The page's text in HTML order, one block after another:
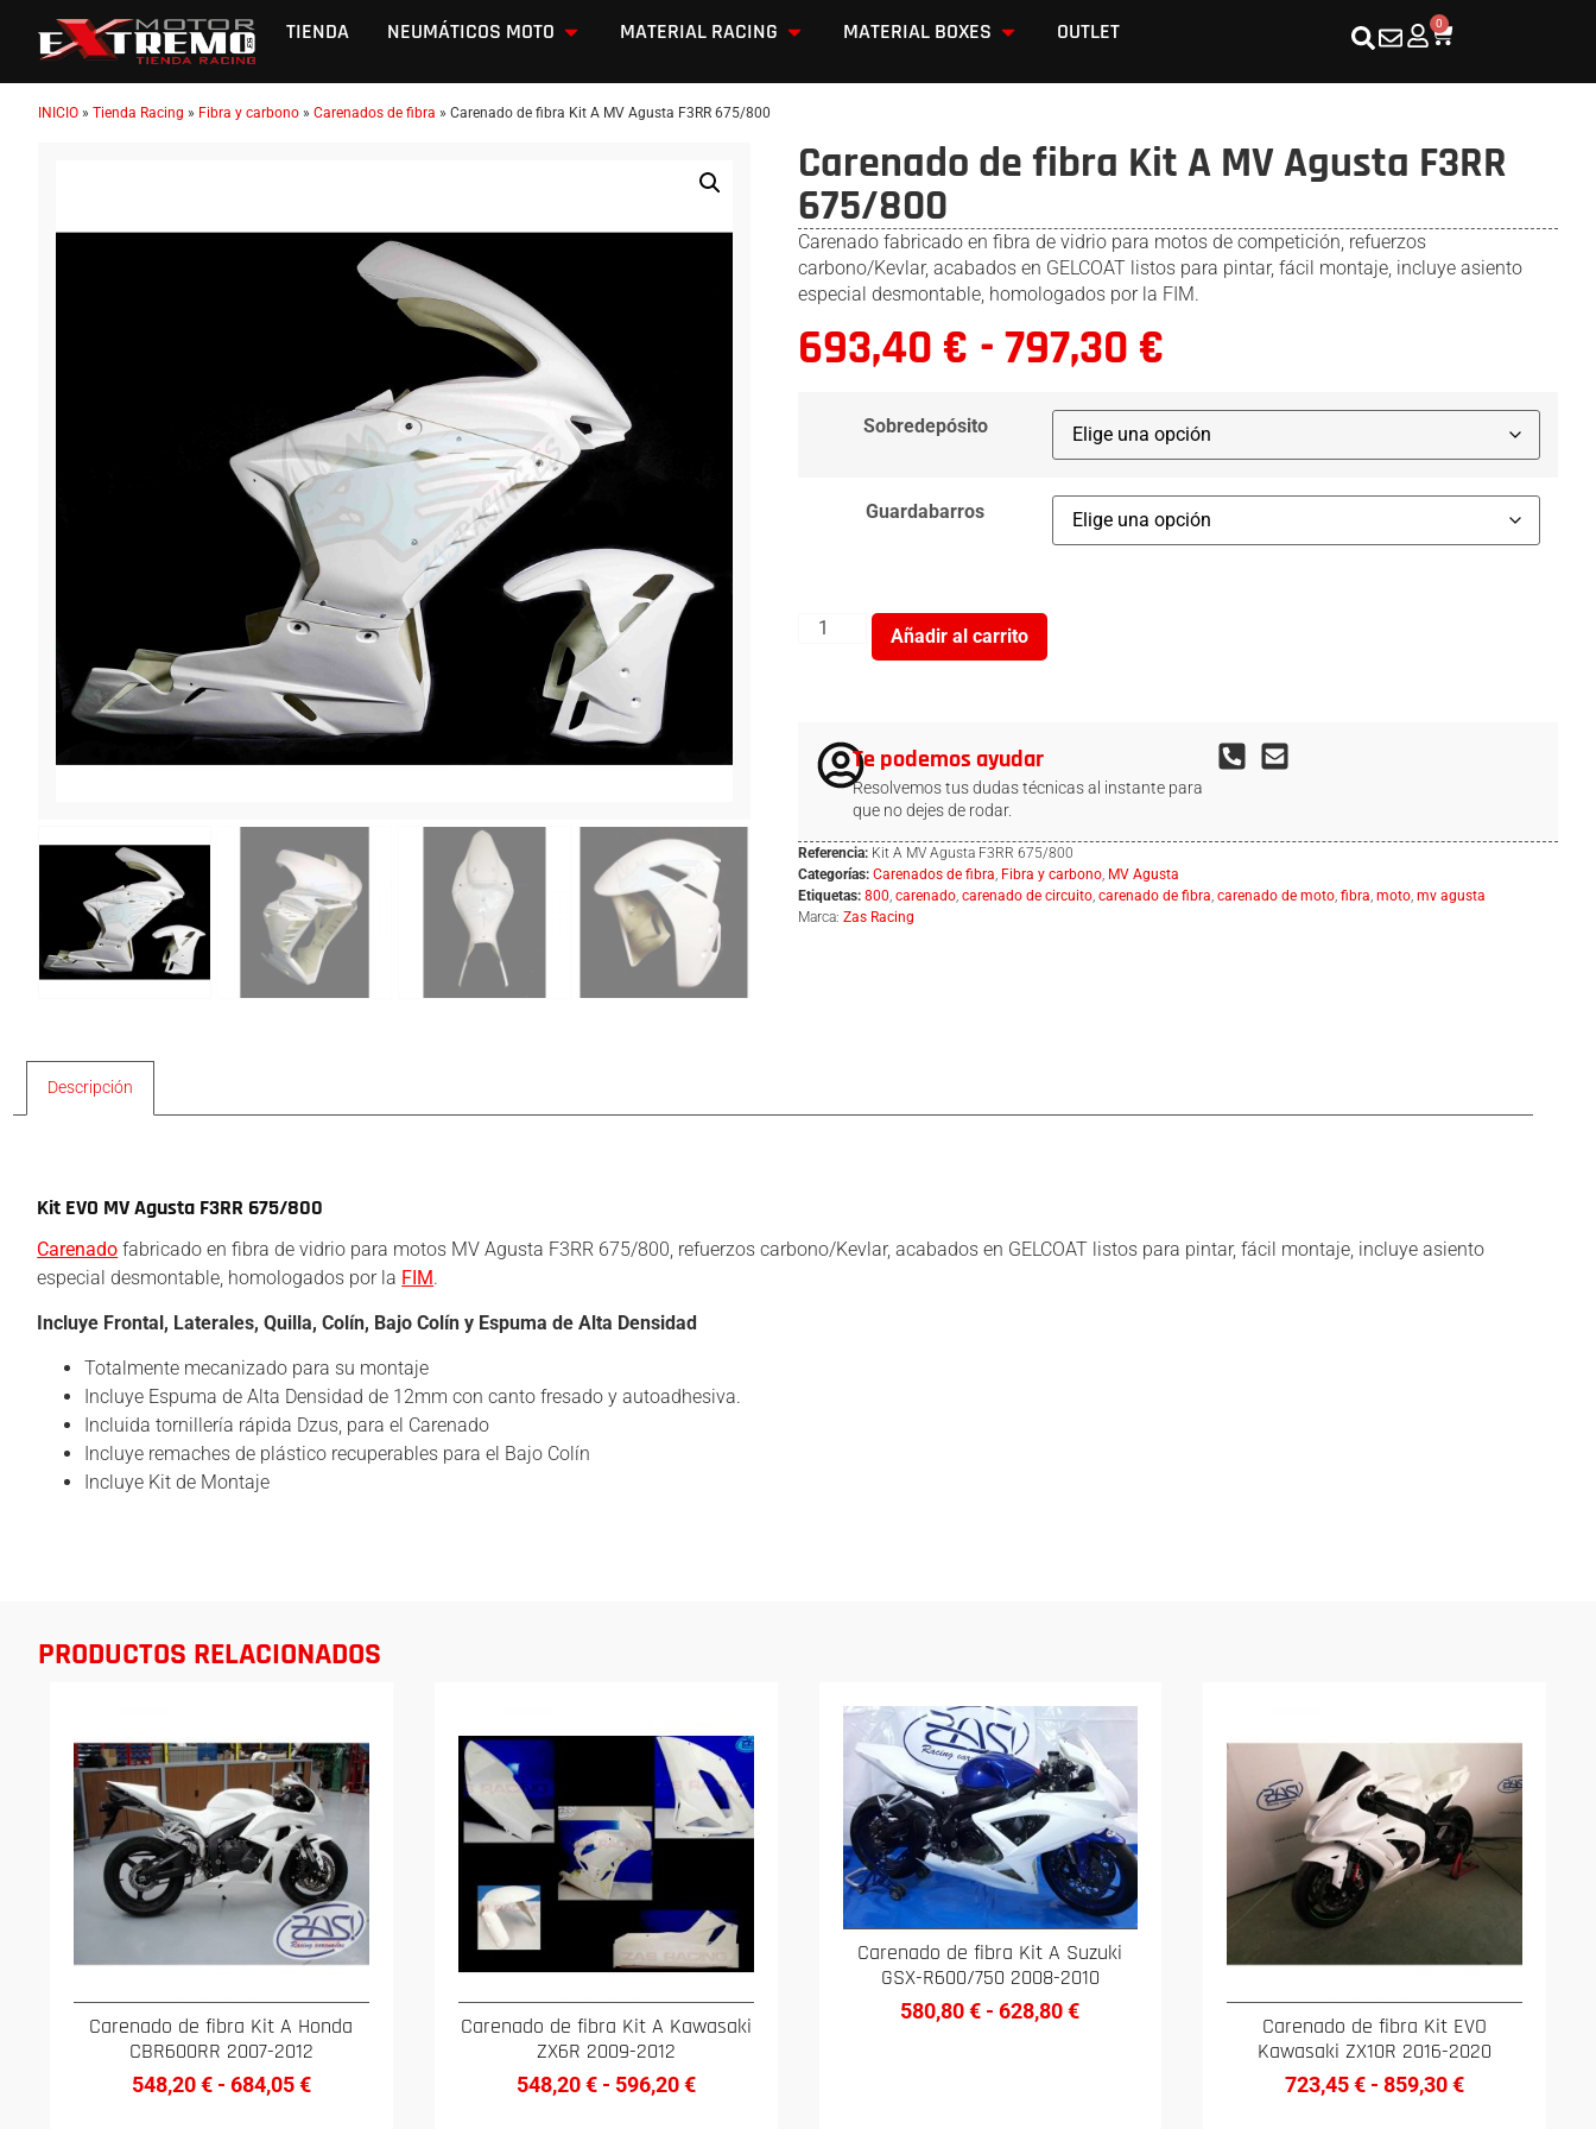
TIENDA NEUMÁTICOS MOTO MATERIAL RACING MATERIAL BOXES OUTLET 0
INICIO » Tienda Racing » Fibra y carbono » Carenados de fibra » Carenado de fibra Kit A MV Agusta F3RR 675/800
Carenado de fibra Kit A MV Agusta F3RR
675/800
Carenado fabricado en fibra de vidrio para motos de competición, refuerzos
carbono/Kevlar, acabados en GELCOAT listos para pintar, fácil montaje, incluye asiento
especial desmontable, homologados por la FIM.
693,40 € -797,30 €
Sobredepósito
Guardabarros
Añadir al carrito
Te podemos ayudar
Resolvemos tus dudas técnicas al instante para
que no dejes de rodar.
Referencia: Kit A MV Agusta F3RR 675/800
Categorías: Carenados de fibra, Fibra y carbono, MV Agusta
Etiquetas: 800, carenado, carenado de circuito, carenado de fibra, carenado de moto, fibra, moto, mv agusta
Marca: Zas Racing
Descripción
Kit EVO MV Agusta F3RR 675/800
Carenado fabricado en fibra de vidrio para motos MV Agusta F3RR 675/800, refuerzos carbono/Kevlar, acabados en GELCOAT listos para pintar, fácil montaje, incluye asiento
especial desmontable, homologados por la FIM.
Incluye Frontal, Laterales, Quilla, Colín, Bajo Colín y Espuma de Alta Densidad
Totalmente mecanizado para su montaje
Incluye Espuma de Alta Densidad de 12mm con canto fresado y autoadhesiva.
Incluida tornillería rápida Dzus, para el Carenado
Incluye remaches de plástico recuperables para el Bajo Colín
Incluye Kit de Montaje
PRODUCTOS RELACIONADOS
Carenado de fibra Kit A Honda
CBR600RR 2007-2012
548,20€ - 684,05€
Carenado de fibra Kit A Kawasaki
ZX6R 2009-2012
548,20€ - 596,20€
Carenado de fibra Kit A Suzuki
GSX-R600/750 2008-2010
580,80€ - 628,80€
Carenado de fibra Kit EVO
Kawasaki ZX10R 2016-2020
723,45€ - 859,30€